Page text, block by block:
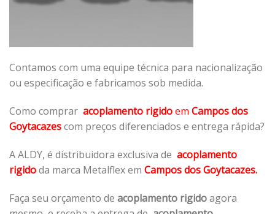
Contamos com uma equipe técnica para nacionalização
ou especificação e fabricamos sob medida.
Como comprar acoplamento rigidoem Campos dos
Goytacazescom preços diferenciados e entrega rápida?
A ALDY, é distribuidora exclusiva de acoplamento
rigidoda marca Metalflex em Campos dos Goytacazes.
Faça seu orçamento de acoplamento rigidoagora